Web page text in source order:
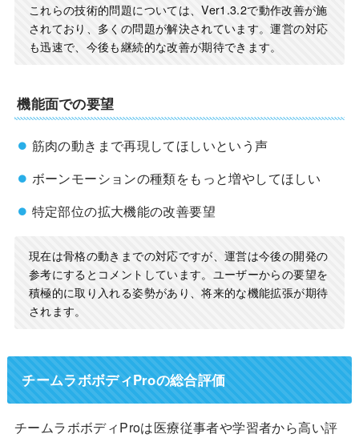
これらの技術的問題については、Ver1.3.2で動作改善が施
されており、多くの問題が解決されています。運営の対応
も迅速で、今後も継続的な改善が期待できます。
機能面での要望
筋肉の動きまで再現してほしいという声
ボーンモーションの種類をもっと増やしてほしい
特定部位の拡大機能の改善要望
現在は骨格の動きまでの対応ですが、運営は今後の開発の
参考にするとコメントしています。ユーザーからの要望を
積極的に取り入れる姿勢があり、将来的な機能拡張が期待
されます。
チームラボボディProの総合評価
チームラボボディProは医療従事者や学習者から高い評